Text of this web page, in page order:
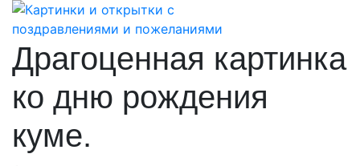
Драгоценная картинка
ко дню рождения
куме.